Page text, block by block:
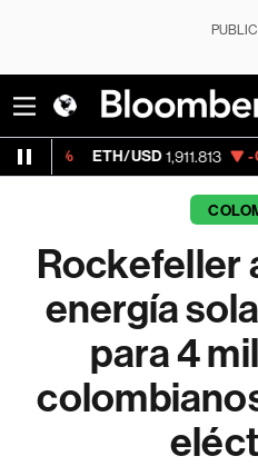
1,911.813 -0.38% Visa
Rockefeller
energía
para 4